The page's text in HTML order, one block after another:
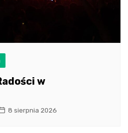
w
8 sierpnia 2026